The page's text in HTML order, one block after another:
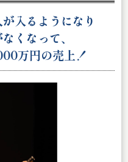
入るようになり
くなって、
00万円の売上！